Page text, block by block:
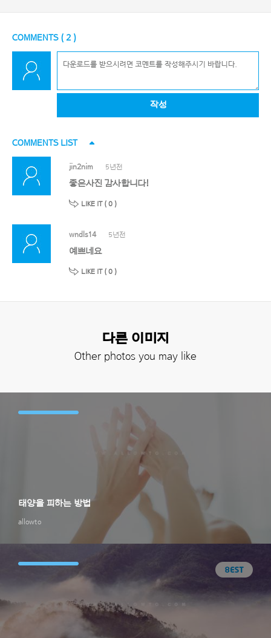
COMMENTS ( 2 )
작성
COMMENTS LIST
jin2nim 5년전
좋은사진 감사합니다!
LIKE IT ( 0 )
wndls14 5년전
예쁘네요
LIKE IT ( 0 )
다른 이미지
Other photos you may like
allowto
태양을 피하는 방법